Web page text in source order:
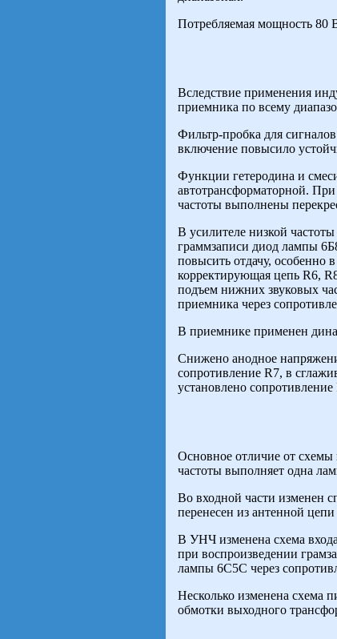
Потребляемая мощность 80
Вследствие применения
приемника по всему
Фильтр-пробка для
включение повысило
Функции гетеродина и
автотрансформаторной.
частоты выполнены
В усилителе низкой
граммзаписи диод лампы
повысить отдачу, особенно
корректирующая цепь R6,
подъем нижних звуковых
приемника через
В приемнике применен
Снижено анодное
сопротивление R7, в
установлено
Основное отличие от
частоты выполняет одна
Во входной части изменен
перенесен из антенной
В УНЧ изменена схема
при воспроизведении
лампы 6С5С через
Несколько изменена схема
обмотки выходного